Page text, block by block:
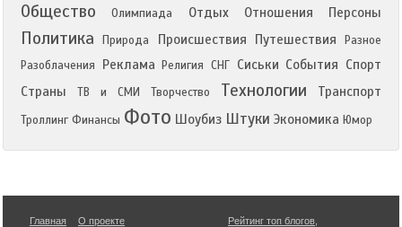
Общество Олимпиада Отдых Отношения Персоны
Политика Природа Происшествия Путешествия
Разное
Разоблачения
Реклама Религия СНГ Сиськи События Спорт
Страны
ТВ и СМИ Творчество Технологии Транспорт
Троллинг Финансы Фото Шоубиз Штуки Экономика Юмор
Главная О проекте Рейтинг топ блогов